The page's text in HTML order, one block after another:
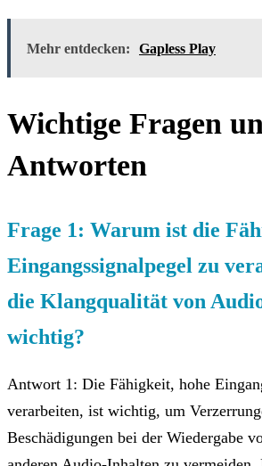
Mehr entdecken: Gapless Play
Wichtige Fragen
Antworten
Frage 1: Warum ist die
Eingangssignalpegel zu
die Klangqualität von
wichtig?
Antwort 1: Die Fähigkeit, hohe
verarbeiten, ist wichtig, um
Beschädigungen bei der Wiedergabe